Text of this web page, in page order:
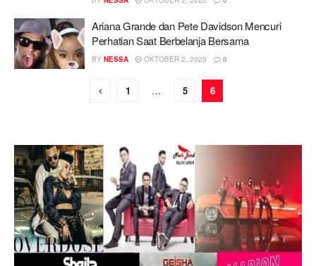
Ariana Grande dan Pete Davidson Mencuri
Perhatian Saat Berbelanja Bersama
BY NESSA OKTOBER 2, 2020 0
1 … 5 6